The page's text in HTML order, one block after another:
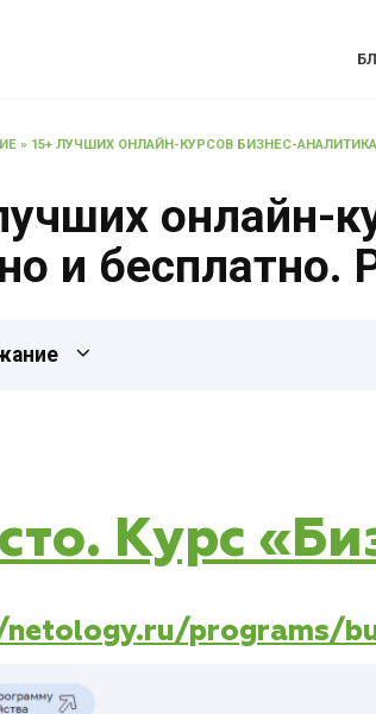
» 15+ ЛУЧШИХ ОНЛАЙН-КУРСОВ БИЗНЕС-
онлайн-
и бесплатно.
Курс
programs/